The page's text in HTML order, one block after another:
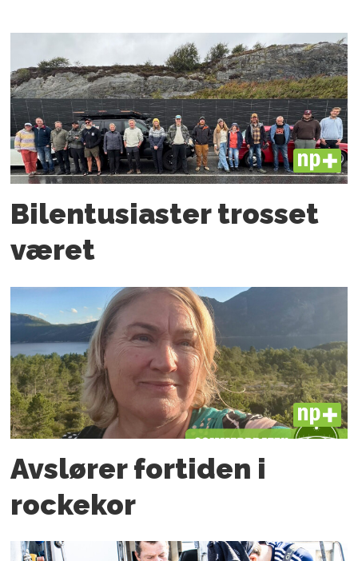
PLUS
Bilentusiaster trosset
været
PLUS
Avslører fortiden i
rockekor